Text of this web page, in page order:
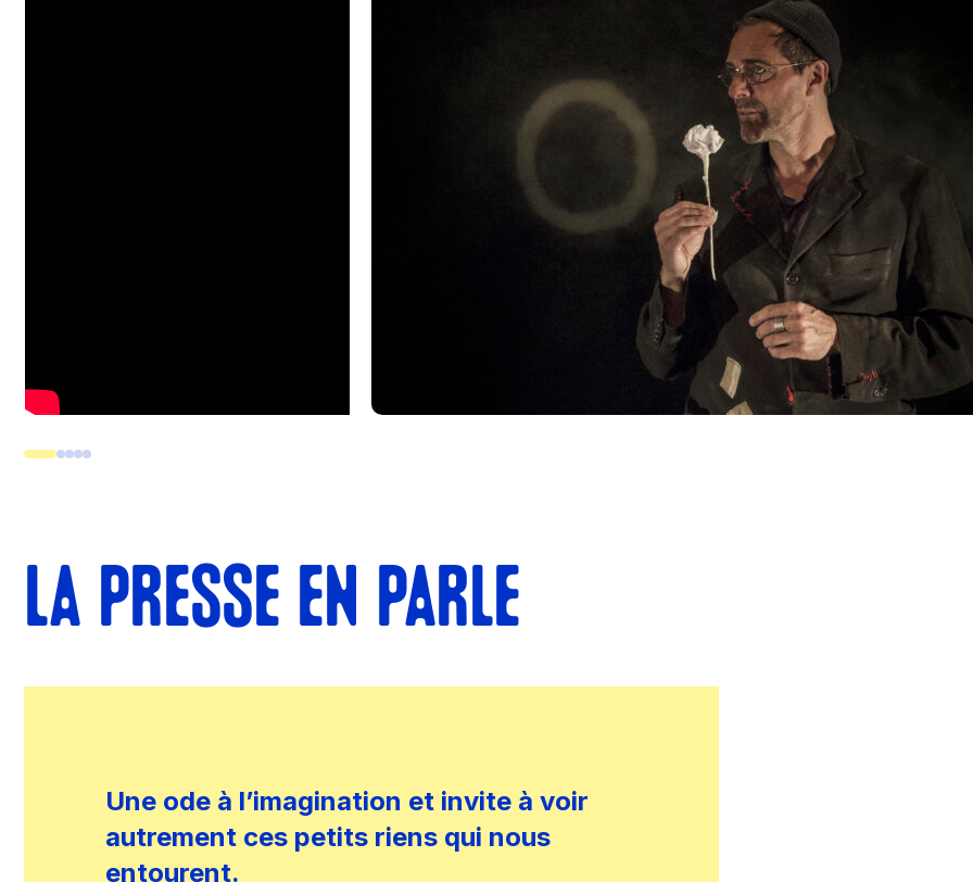
LA PRESSE EN PARLE
Une ode à l’imagination et invite à voir
autrement ces petits riens qui nous
entourent.